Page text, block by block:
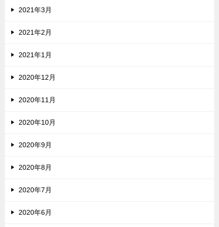
2021年3月
2021年2月
2021年1月
2020年12月
2020年11月
2020年10月
2020年9月
2020年8月
2020年7月
2020年6月